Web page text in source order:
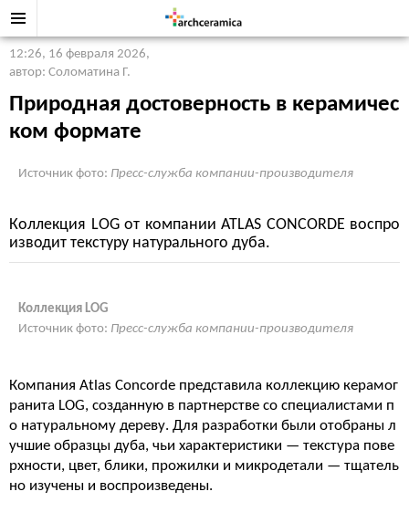
12:26, 16 февраля 2026,
автор: Соломатина Г.
Природная достоверность в керамичес
ком формате
Источник фото: Пресс-служба компании-производителя
Коллекция LOG от компании ATLAS CONCORDE воспро
изводит текстуру натурального дуба.
Коллекция LOG
Источник фото: Пресс-служба компании-производителя
Компания Atlas Concorde представила коллекцию керамог
ранита LOG, созданную в партнерстве со специалистами п
о натуральному дереву. Для разработки были отобраны л
учшие образцы дуба, чьи характеристики — текстура пове
рхности, цвет, блики, прожилки и микродетали — тщатель
но изучены и воспроизведены.